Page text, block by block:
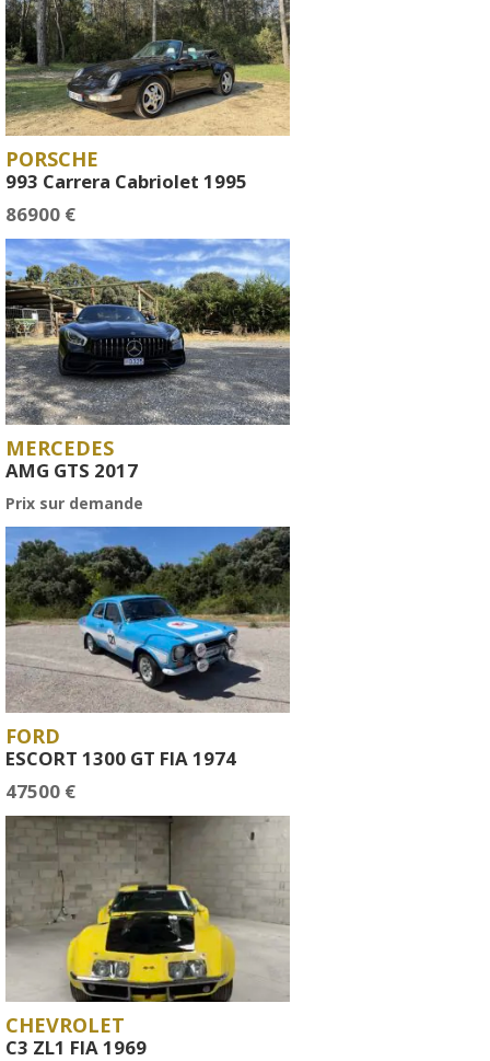
PORSCHE
993 Carrera Cabriolet 1995
86900 €
MERCEDES
AMG GTS 2017
Prix sur demande
FORD
ESCORT 1300 GT FIA 1974
47500 €
CHEVROLET
C3 ZL1 FIA 1969